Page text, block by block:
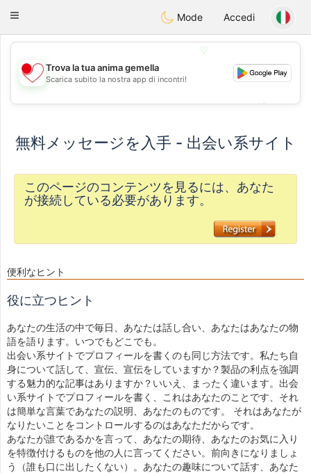
日本Chat
Toggle
Mode Accedi
💖
💕
Trova la tua anima gemella
Scarica subito la nostra app di incontri!
無料メッセージを入手 - 出会い系サイト
このページのコンテンツを見るには、あなた
が接続している必要があります。
便利なヒント
役に立つヒント
あなたの生活の中で毎日、あなたは話し合い、あなたはあなたの物
語を語ります。いつでもどこでも。
出会い系サイトでプロフィールを書くのも同じ方法です。私たち自
身について話して、宣伝、宣伝をしていますか？製品の利点を強調
する魅力的な記事はありますか？いいえ、まったく違います。出会
い系サイトでプロフィールを書く、これはあなたのことです、それ
は簡単な言葉であなたの説明、あなたのものです。 それはあなたが
なりたいことをコントロールするのはあなただからです。
あなたが誰であるかを言って、あなたの期待、あなたのお気に入り
を特徴付けるものを他の人に言ってください。前向きになりましょ
う（誰も口に出したくない）。あなたの趣味について話す、あなた